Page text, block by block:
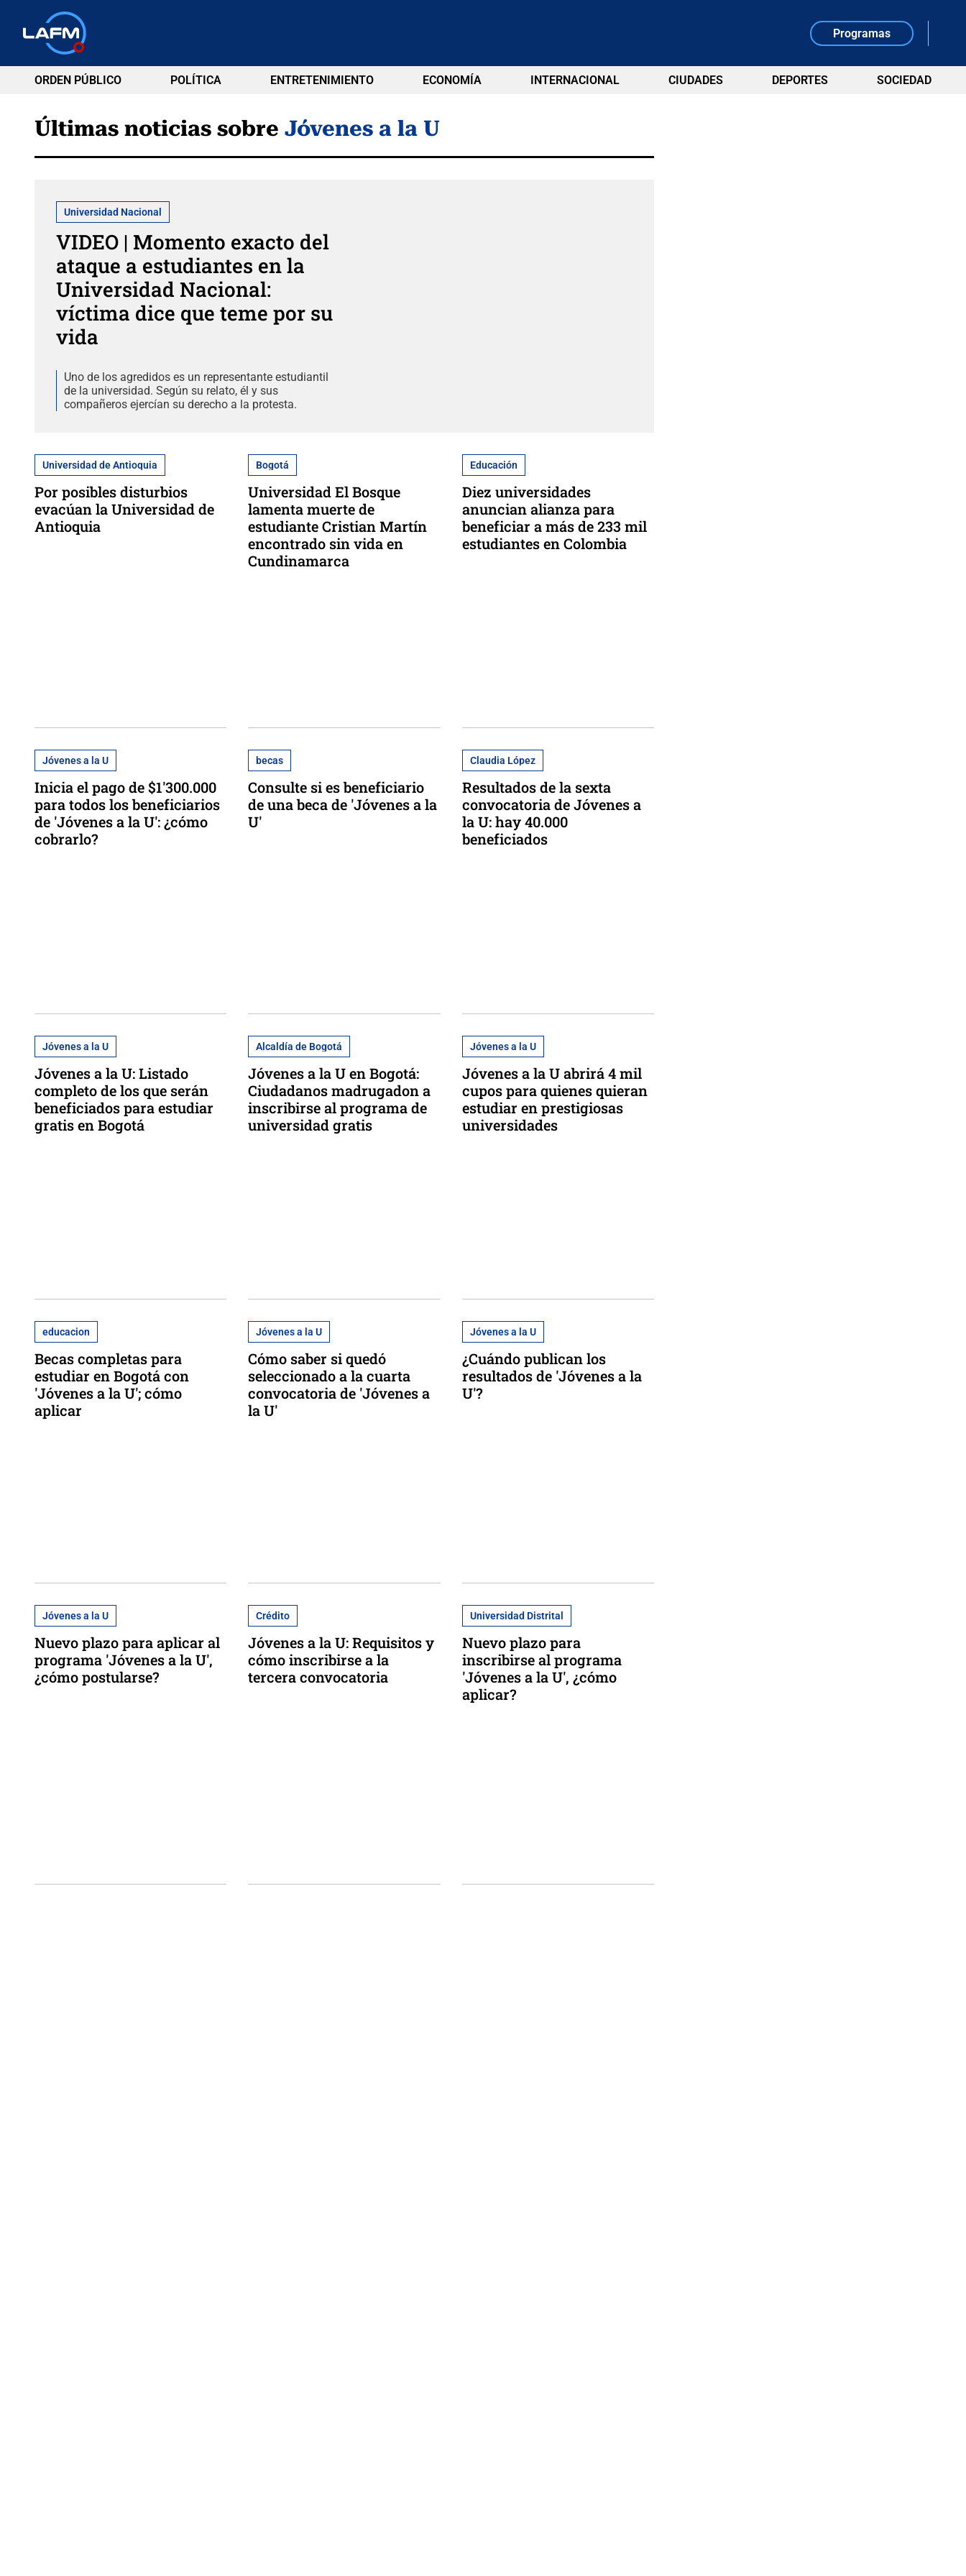
Programas
ORDEN PÚBLICO POLÍTICA ENTRETENIMIENTO ECONOMÍA INTERNACIONAL CIUDADES DEPORTES SOCIEDAD
Últimas noticias sobre Jóvenes a la U
Universidad Nacional
VIDEO | Momento exacto del
ataque a estudiantes en la
Universidad Nacional:
víctima dice que teme por su
vida
Uno de los agredidos es un representante estudiantil
de la universidad. Según su relato, él y sus
compañeros ejercían su derecho a la protesta.
Universidad de Antioquia
Por posibles disturbios
evacúan la Universidad de
Antioquia
Bogotá
Universidad El Bosque
lamenta muerte de
estudiante Cristian Martín
encontrado sin vida en
Cundinamarca
Educación
Diez universidades
anuncian alianza para
beneficiar a más de 233 mil
estudiantes en Colombia
Jóvenes a la U
Inicia el pago de $1'300.000
para todos los beneficiarios
de 'Jóvenes a la U': ¿cómo
cobrarlo?
becas
Consulte si es beneficiario
de una beca de 'Jóvenes a la
U'
Claudia López
Resultados de la sexta
convocatoria de Jóvenes a
la U: hay 40.000
beneficiados
Jóvenes a la U
Jóvenes a la U: Listado
completo de los que serán
beneficiados para estudiar
gratis en Bogotá
Alcaldía de Bogotá
Jóvenes a la U en Bogotá:
Ciudadanos madrugadon a
inscribirse al programa de
universidad gratis
Jóvenes a la U
Jóvenes a la U abrirá 4 mil
cupos para quienes quieran
estudiar en prestigiosas
universidades
educacion
Becas completas para
estudiar en Bogotá con
'Jóvenes a la U'; cómo
aplicar
Jóvenes a la U
Cómo saber si quedó
seleccionado a la cuarta
convocatoria de 'Jóvenes a
la U'
Jóvenes a la U
¿Cuándo publican los
resultados de 'Jóvenes a la
U'?
Jóvenes a la U
Nuevo plazo para aplicar al
programa 'Jóvenes a la U',
¿cómo postularse?
Crédito
Jóvenes a la U: Requisitos y
cómo inscribirse a la
tercera convocatoria
Universidad Distrital
Nuevo plazo para
inscribirse al programa
'Jóvenes a la U', ¿cómo
aplicar?